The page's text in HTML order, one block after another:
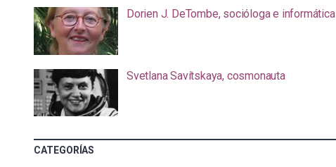
Dorien J. DeTombe, socióloga e informática
Svetlana Savítskaya, cosmonauta
CATEGORÍAS